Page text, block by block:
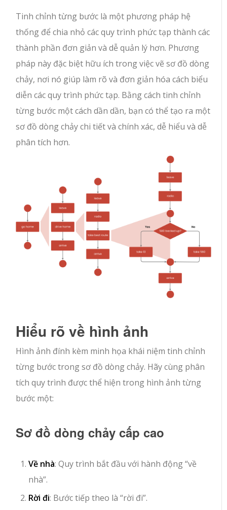
Tinh chỉnh từng bước là một phương pháp hệ
thống để chia nhỏ các quy trình phức tạp thành các
thành phần đơn giản và dễ quản lý hơn. Phương
pháp này đặc biệt hữu ích trong việc vẽ sơ đồ dòng
chảy, nơi nó giúp làm rõ và đơn giản hóa cách biểu
diễn các quy trình phức tạp. Bằng cách tinh chỉnh
từng bước một cách dần dần, bạn có thể tạo ra một
sơ đồ dòng chảy chi tiết và chính xác, dễ hiểu và dễ
phân tích hơn.
Hiểu rõ về hình ảnh
Hình ảnh đính kèm minh họa khái niệm tinh chỉnh
từng bước trong sơ đồ dòng chảy. Hãy cùng phân
tích quy trình được thể hiện trong hình ảnh từng
bước một:
Sơ đồ dòng chảy cấp cao
Về nhà: Quy trình bắt đầu với hành động “về
nhà”.
Rời đi: Bước tiếp theo là “rời đi”.